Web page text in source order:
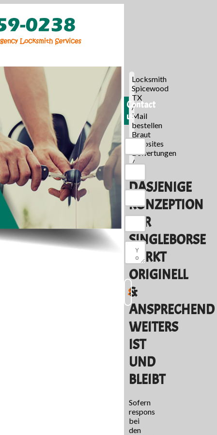
Locksmith
Spicewood
TX
/
Mail
bestellen
Braut
Websites
Bewertungen
/
DASJENIGE
KONZEPTION
DER
SINGLEBORSE
WIRKT
ORIGINELL
&
ANSPRECHEND
WEITERS
IST
UND
BLEIBT
Sofern
respons
bei
den
Contact
us